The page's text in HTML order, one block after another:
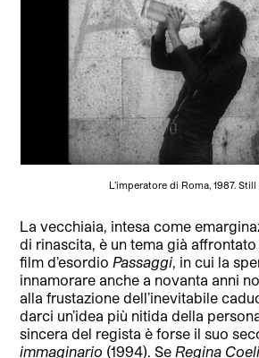
L’imperatore di Roma, 1987. Still
La vecchiaia, intesa come
di rinascita, è un tema già
film d’esordio Passaggi , in cui la
innamorare anche a novanta anni
alla frustazione dell’inevitabile
darci un’idea più nitida della
sincera del regista è forse il suo
immaginario (1994). Se Regina Coeli